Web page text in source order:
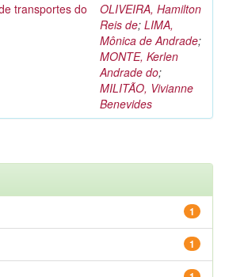
transportes do
OLIVEIRA, Hamilton
Reis de; LIMA,
Mônica de Andrade;
MONTE, Kerlen
Andrade do;
MILITÃO, Vivianne
Benevides
1
1